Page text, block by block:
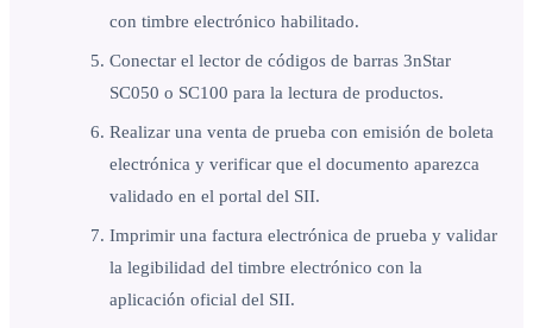
con timbre electrónico habilitado.
Conectar el lector de códigos de barras 3nStar
SC050 o SC100 para la lectura de productos.
Realizar una venta de prueba con emisión de boleta
electrónica y verificar que el documento aparezca
validado en el portal del SII.
Imprimir una factura electrónica de prueba y validar
la legibilidad del timbre electrónico con la
aplicación oficial del SII.